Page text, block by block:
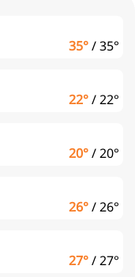
35°/35°
22°/22°
20°/20°
26°/26°
27°/27°